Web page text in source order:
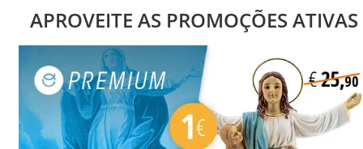
APROVEITE AS PROMOÇÕES ATIVAS